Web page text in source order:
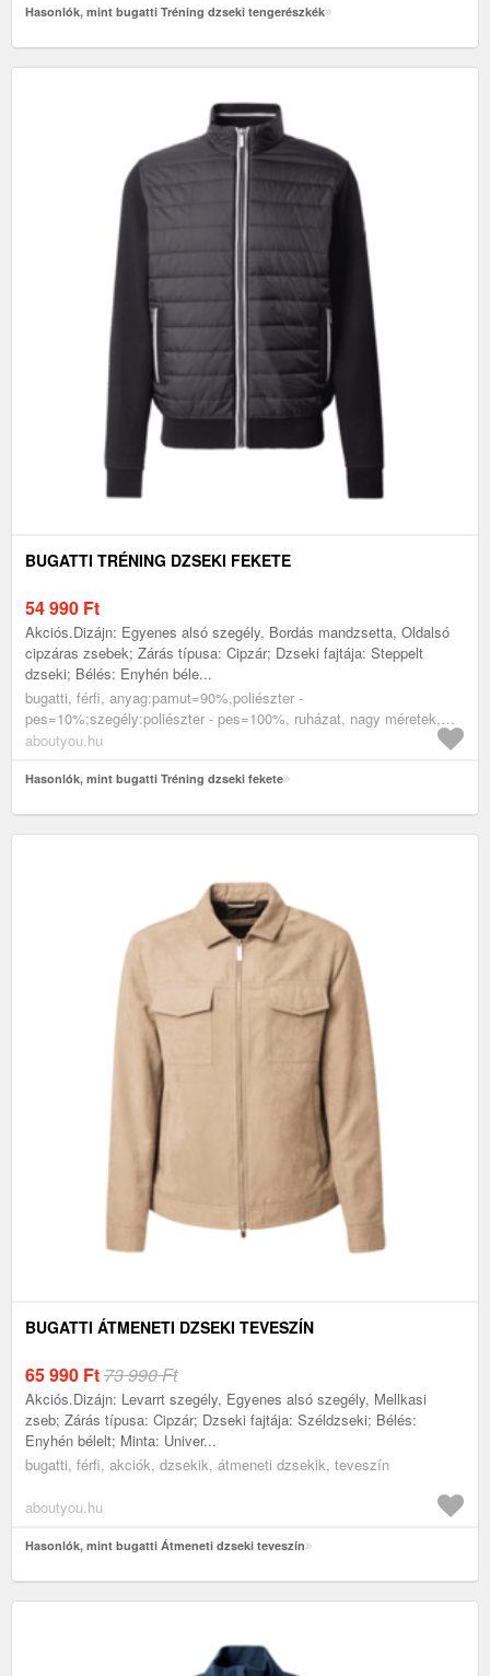
Hasonlók, mint bugatti Tréning dzseki tengerészkék
BUGATTI TRÉNING DZSEKI FEKETE
54 990 Ft
Akciós.Dizájn: Egyenes alsó szegély, Bordás mandzsetta, Oldalsó
cipzáras zsebek; Zárás típusa: Cipzár; Dzseki fajtája: Steppelt
dzseki; Bélés: Enyhén béle...
bugatti, férfi, anyag:pamut=90%,poliészter -
pes=10%;szegély:poliészter - pes=100%, ruházat, nagy méretek,
tréning felsők, fekete
aboutyou.hu
Hasonlók, mint bugatti Tréning dzseki fekete
BUGATTI ÁTMENETI DZSEKI TEVESZÍN
65 990 Ft73 990 Ft
Akciós.Dizájn: Levarrt szegély, Egyenes alsó szegély, Mellkasi
zseb; Zárás típusa: Cipzár; Dzseki fajtája: Széldzseki; Bélés:
Enyhén bélelt; Minta: Univer...
bugatti, férfi, akciók, dzsekik, átmeneti dzsekik, teveszín
aboutyou.hu
Hasonlók, mint bugatti Átmeneti dzseki teveszín